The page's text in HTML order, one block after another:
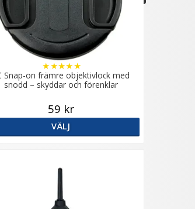
Snap-on främre objektivlock med
snodd – skyddar och förenklar
★★★★★
59 kr
VÄLJ